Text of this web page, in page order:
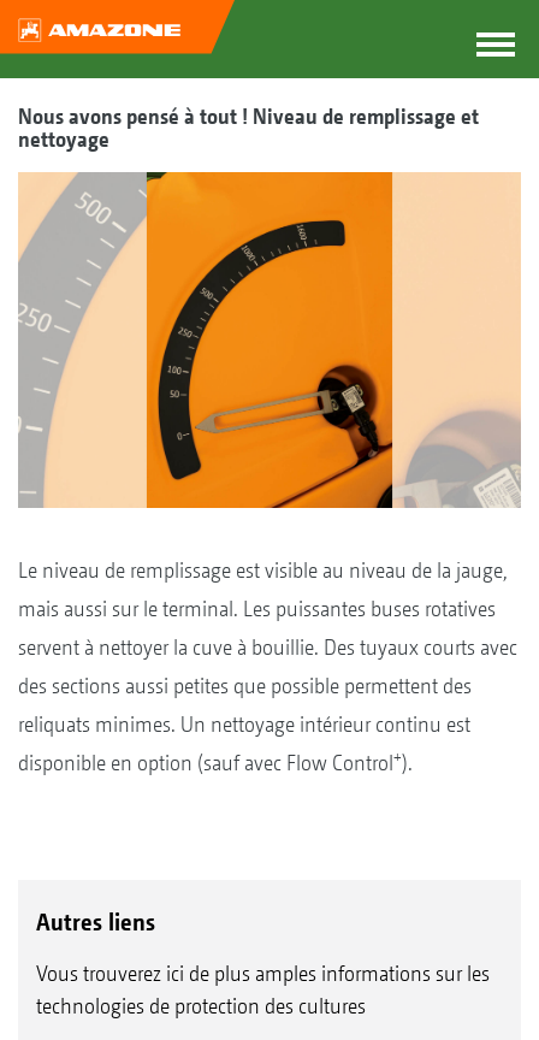
Nous avons pensé à tout ! Niveau de remplissage et
nettoyage
Le niveau de remplissage est visible au niveau de la jauge,
mais aussi sur le terminal. Les puissantes buses rotatives
servent à nettoyer la cuve à bouillie. Des tuyaux courts avec
des sections aussi petites que possible permettent des
reliquats minimes. Un nettoyage intérieur continu est
disponible en option (sauf avec Flow Control+).
Autres liens
Vous trouverez ici de plus amples informations sur les
technologies de protection des cultures